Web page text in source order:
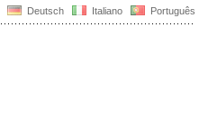
Deutsch Italiano Português